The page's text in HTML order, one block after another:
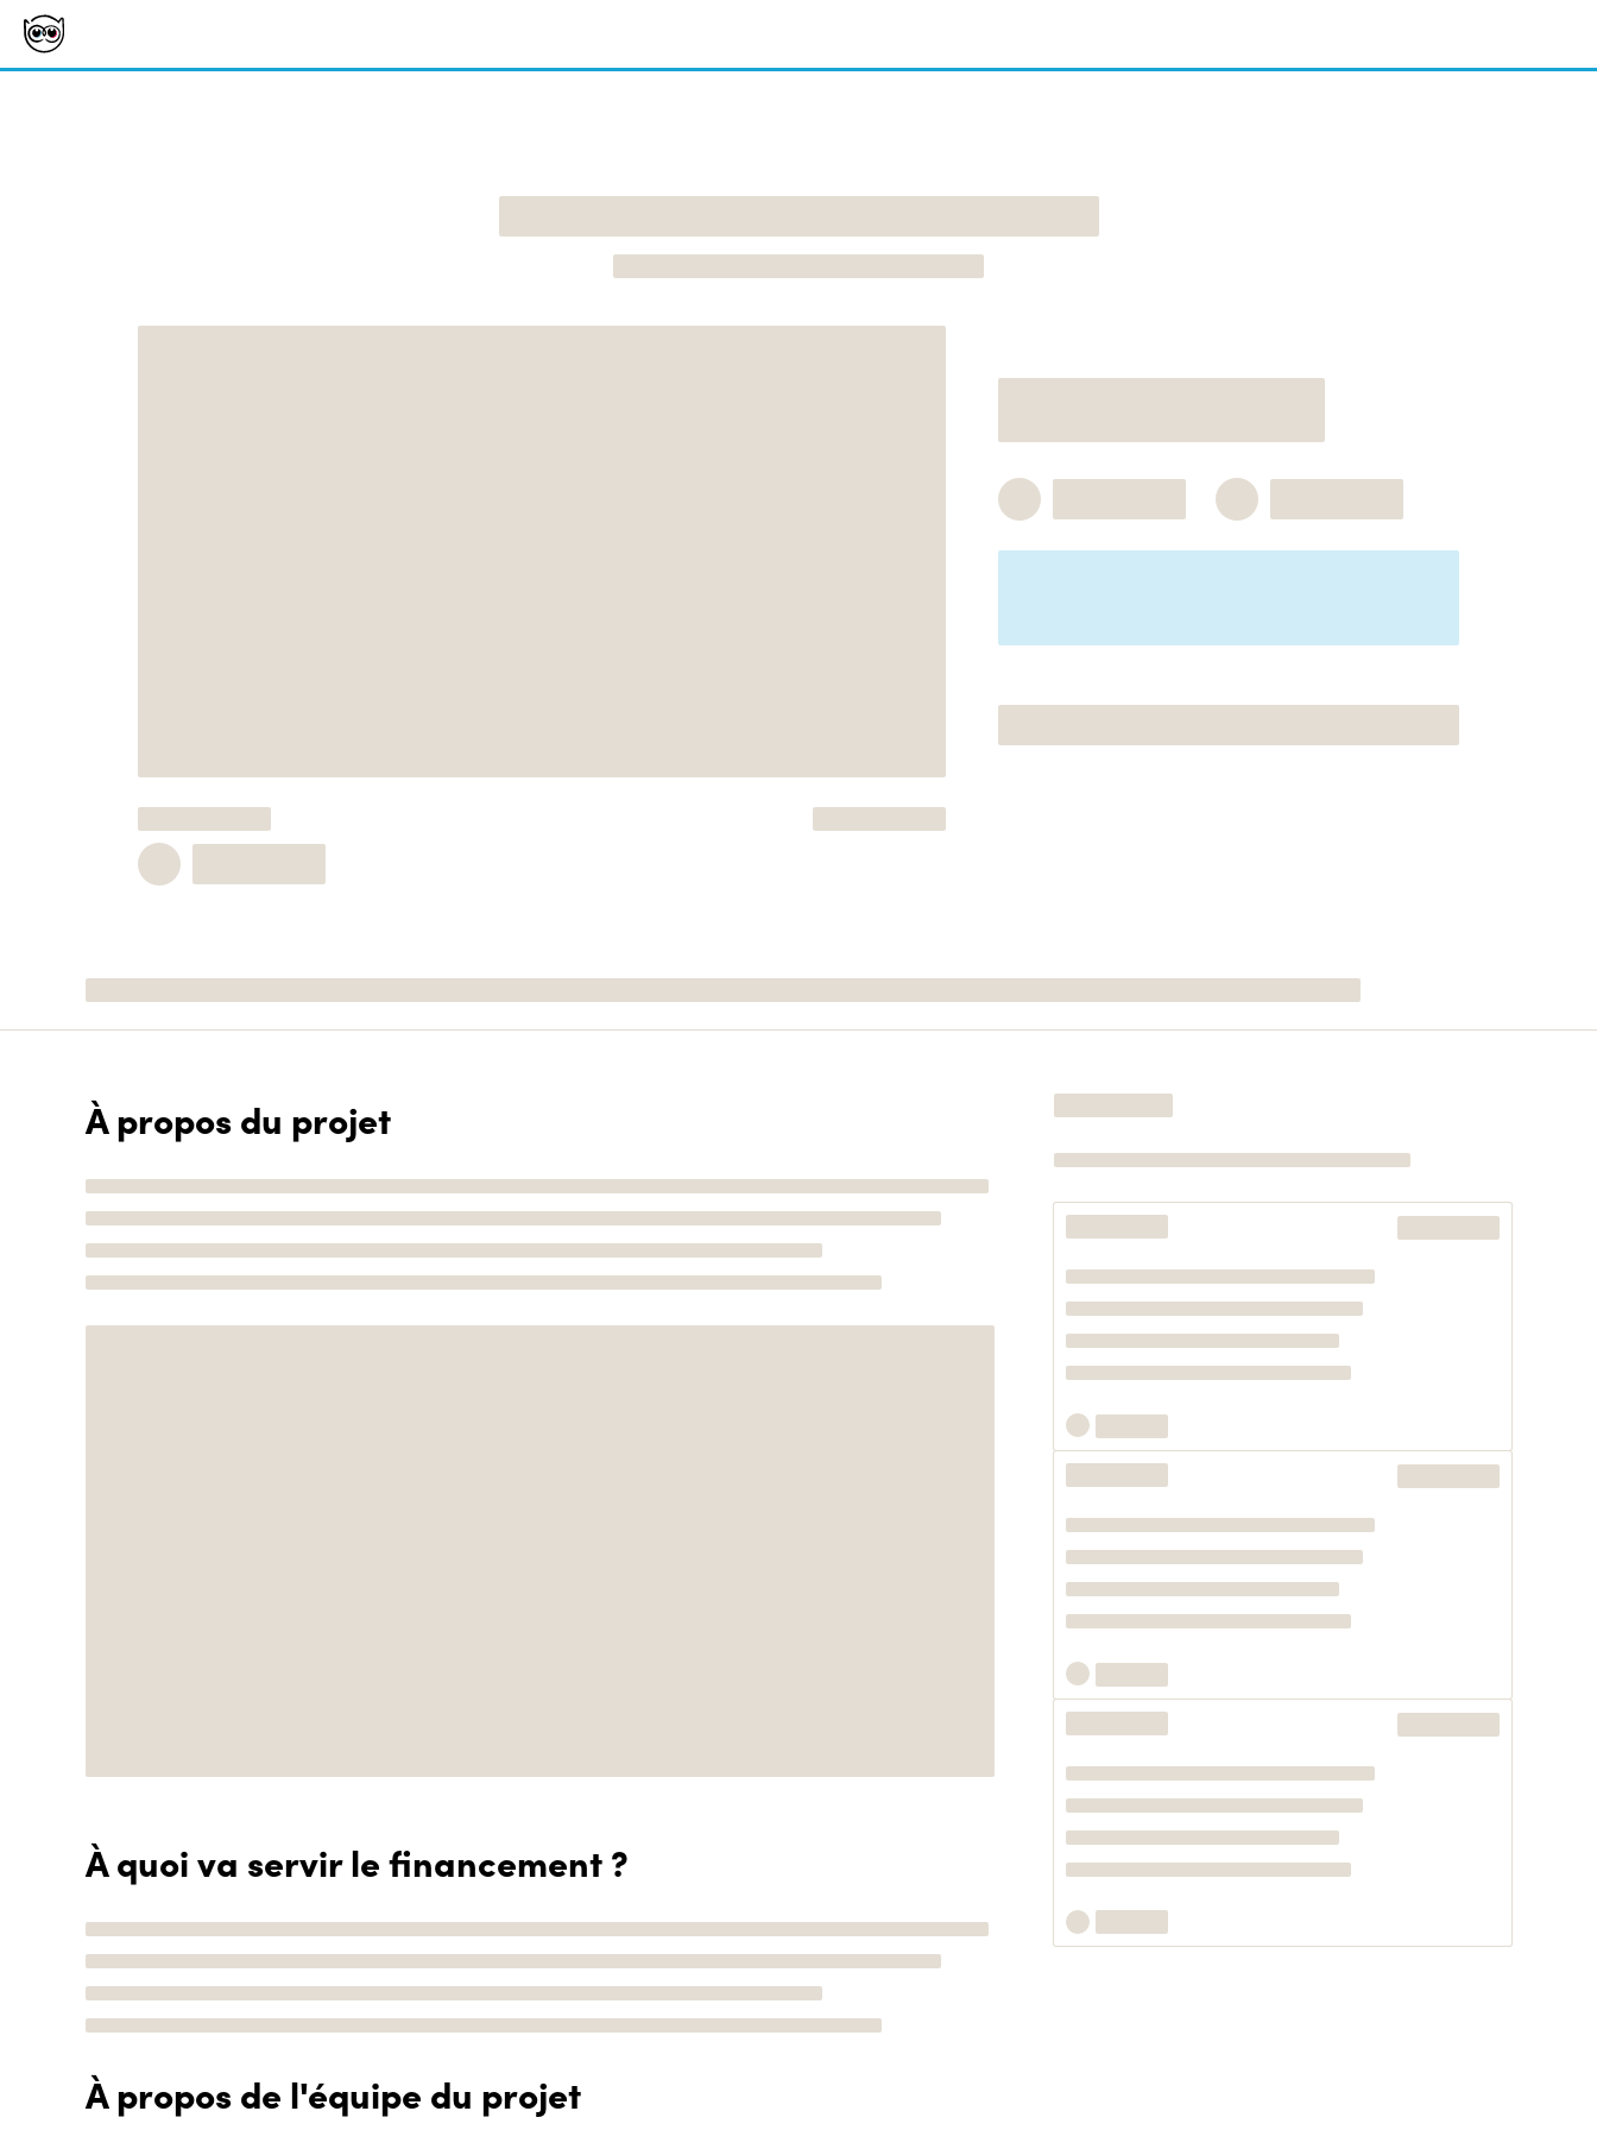
À propos du projet
À quoi va servir le financement ?
À propos de l'équipe du projet